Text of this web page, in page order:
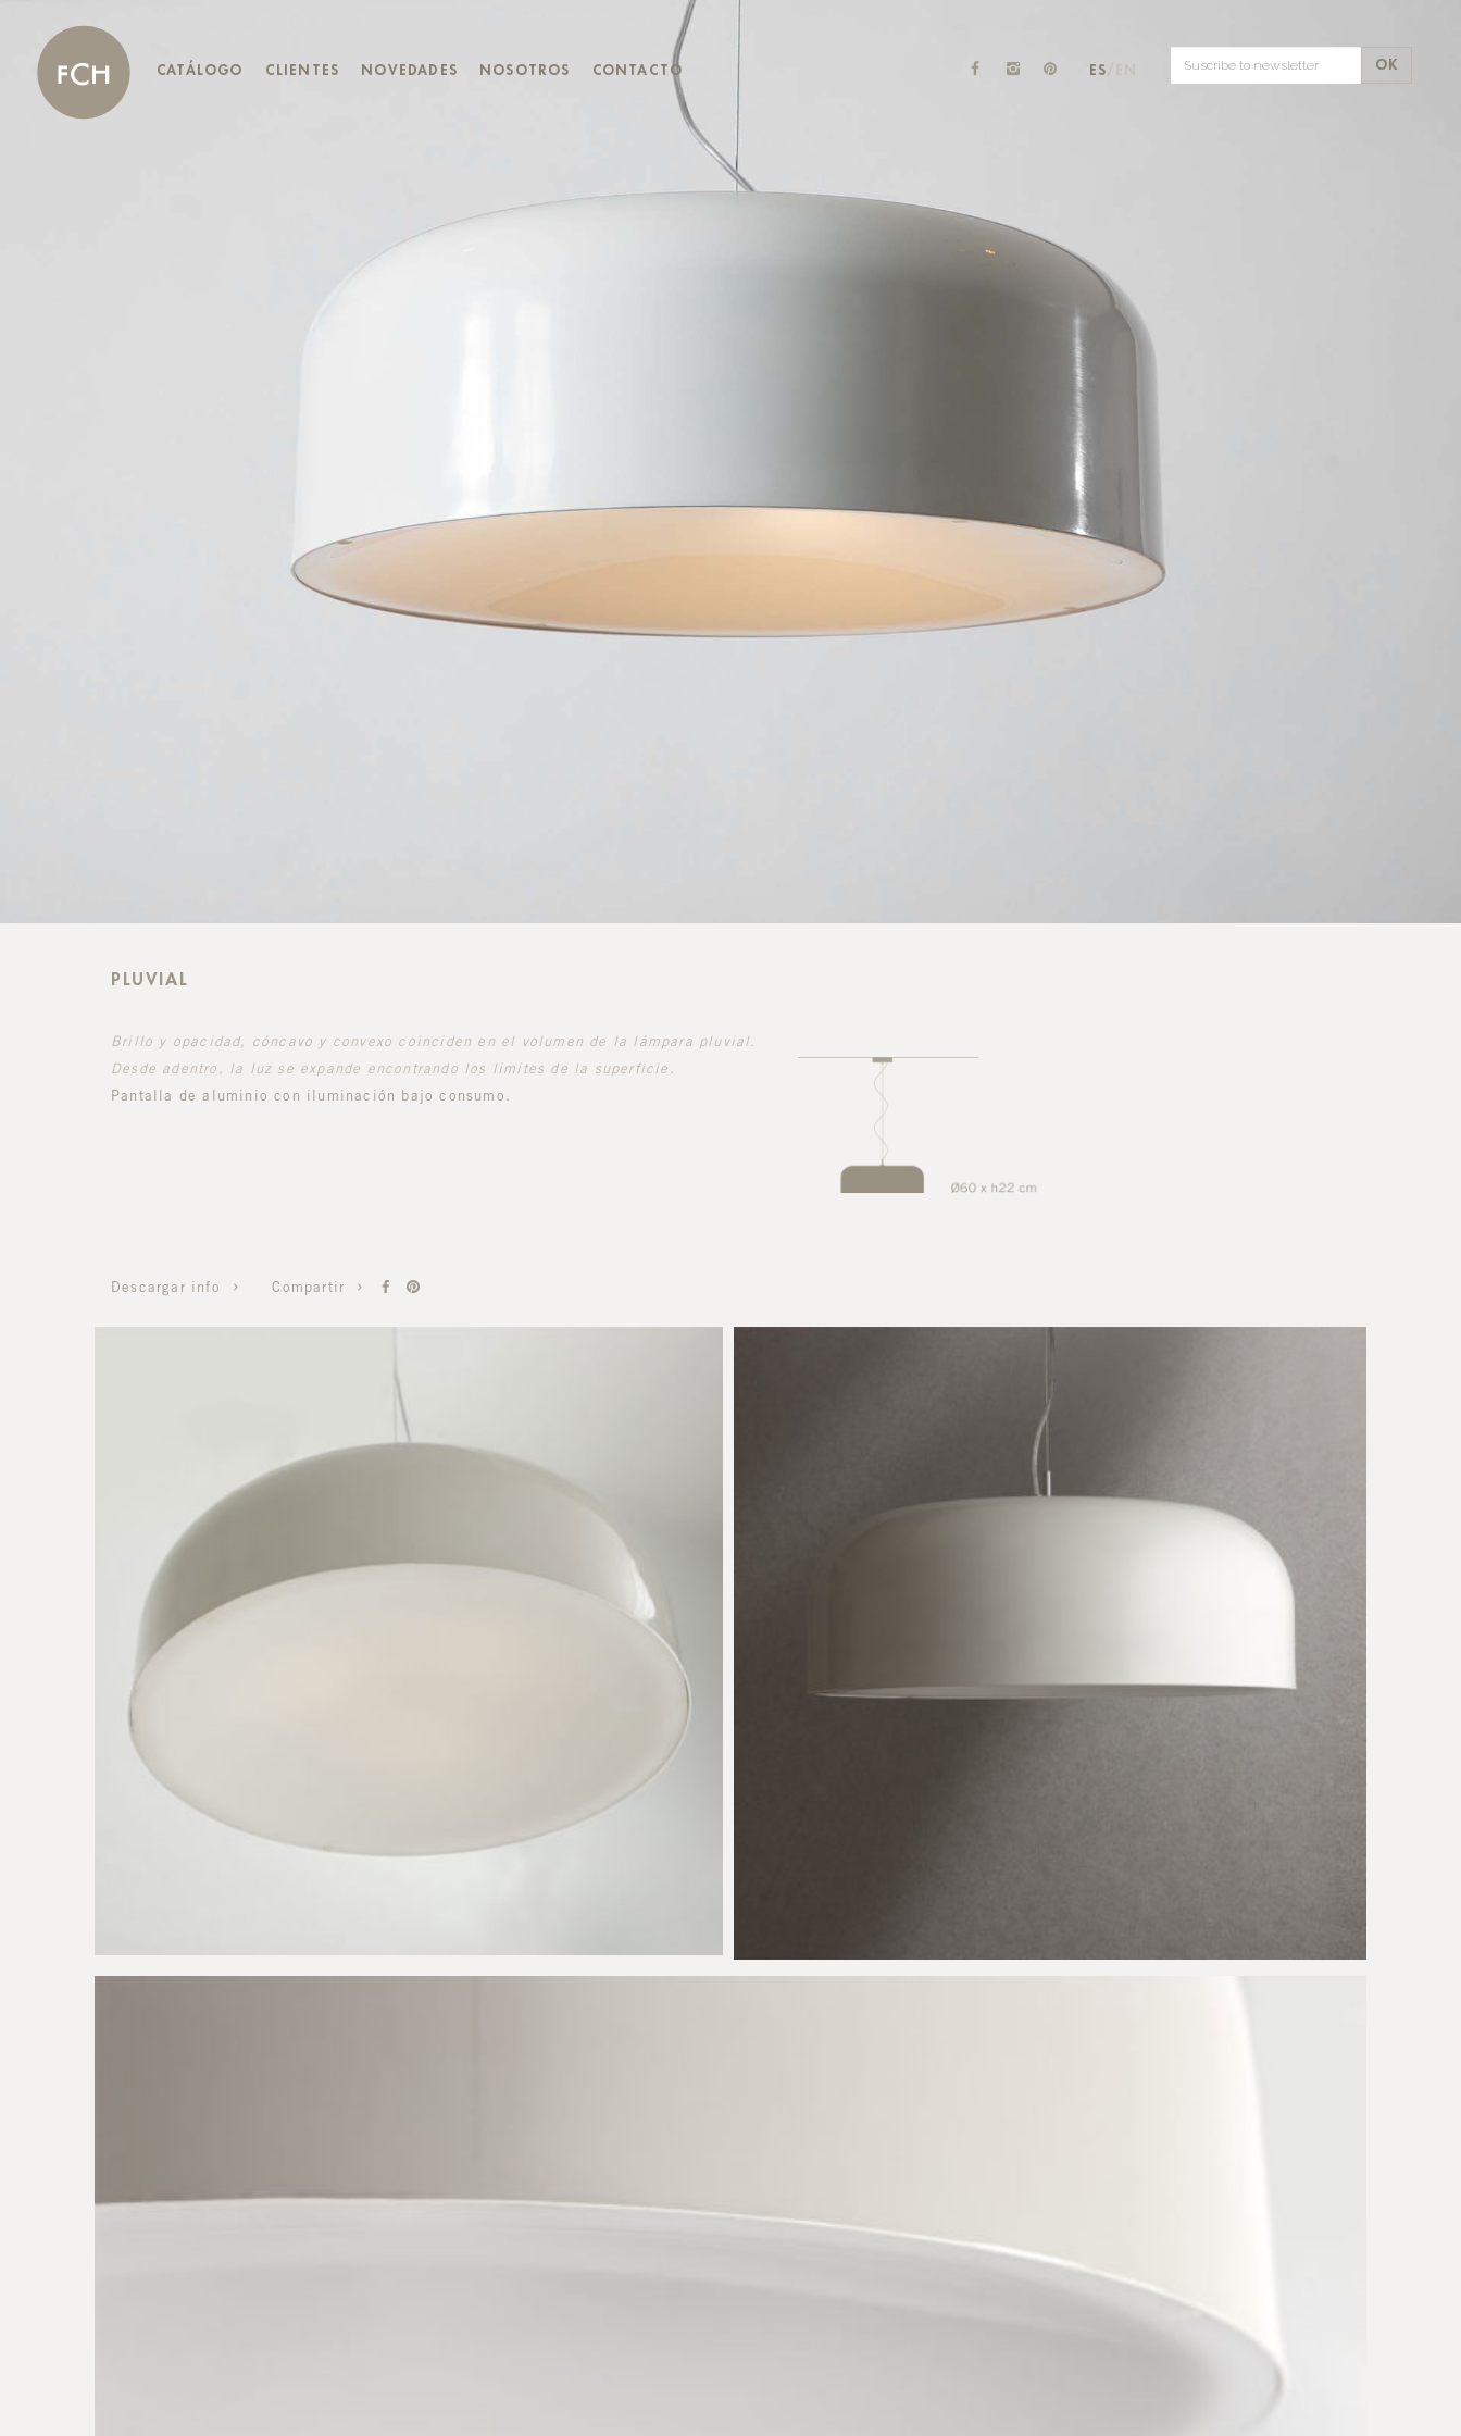
CATÁLOGO CLIENTES NOVEDADES NOSOTROS CONTACTO ES /EN OK
PLUVIAL
Brillo y opacidad, cóncavo y convexo coinciden en el volumen de la lámpara pluvial.
Desde adentro, la luz se expande encontrando los limites de la superficie.
Pantalla de aluminio con iluminación bajo consumo.
Descargar info Compartir